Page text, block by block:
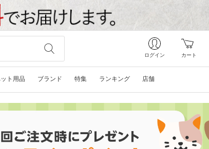
ログイン カート
ト用品 ブランド 特集 ランキング 店舗